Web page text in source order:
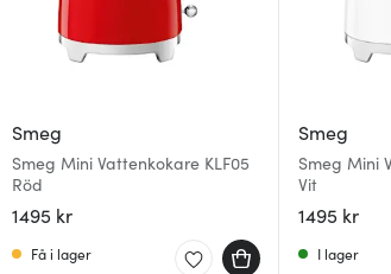
Smeg
Smeg Mini Vattenkokare KLF05
Röd
1495 kr
Få i lager
Smeg
Smeg Mini
Vit
1495 kr
I lager